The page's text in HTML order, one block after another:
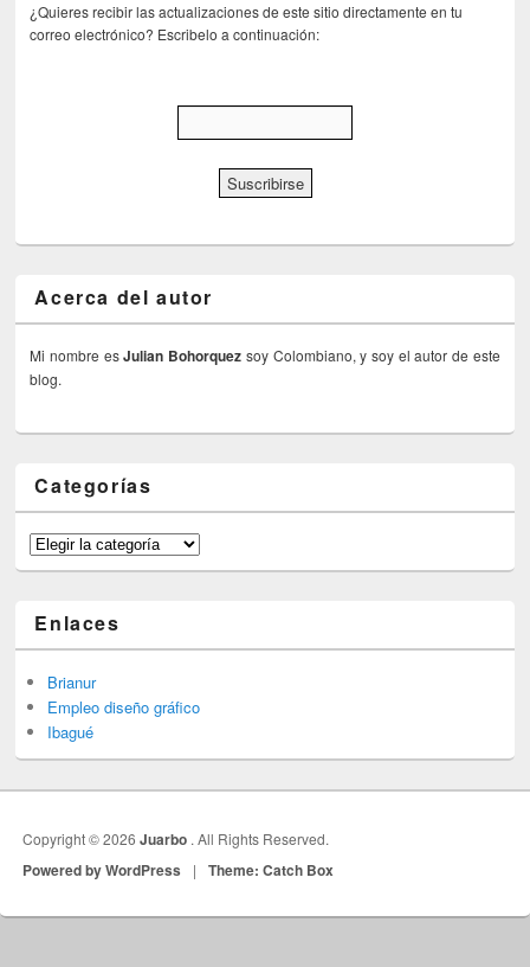
¿Quieres recibir las actualizaciones de este sitio directamente en tu
correo electrónico? Escribelo a continuación:
Acerca del autor
Mi nombre esJulian Bohorquez soy Colombiano, y soy el autor de este
blog.
Categorías
Categorías
Enlaces
Brianur
Empleo diseño gráfico
Ibagué
Copyright © 2026Juarbo . All Rights Reserved.
Powered by WordPress | Theme: Catch Box